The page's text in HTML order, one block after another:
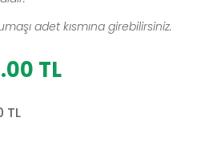
adet kısmına girebilirsiniz.
TL.
TLŞu
TL